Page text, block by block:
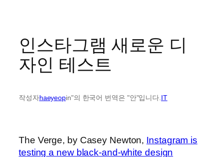
인스타그램 새로운 디
자인 테스트
작성자haeyeopin"의 한국어 번역은 "안"입니다.IT
The Verge, by Casey Newton, Instagram is
testing a new black-and-white design